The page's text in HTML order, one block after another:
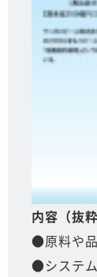
内容（抜粋
●原料や
●システ